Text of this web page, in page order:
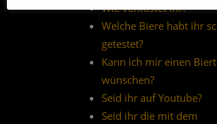
Wie verkostet ihr?
Welche Biere habt ihr
getestet?
Kann ich mir einen
wünschen?
Seid ihr auf Youtube?
Seid ihr die mit dem